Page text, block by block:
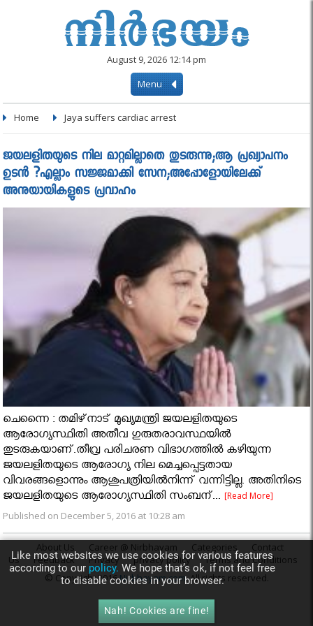
August 9, 2026 12:14 pm
Menu
Home Jaya suffers cardiac arrest
ജയലളിതയുടെ നില മാറ്റമില്ലാതെ തുടരുന്നു;ആ പ്രഖ്യാപനം
ഉടൻ ?എല്ലാം സജ്ജമാക്കി സേന;അപ്പോളോയിലേക്ക്
അനുയായികളുടെ പ്രവാഹം
ചെന്നൈ : തമിഴ്‌നാട് മുഖ്യമന്ത്രി ജയലളിതയുടെ
ആരോഗ്യസ്ഥിതി അതീവ ഗുരുതരാവസ്ഥയില്‍
തുടരുകയാണ്.തീവ്ര പരിചരണ വിഭാഗത്തില്‍ കഴിയുന്ന
ജയലളിതയുടെ ആരോഗ്യ നില മെച്ചപ്പെട്ടതായ
വിവരങ്ങളൊന്നും ആശുപത്രിയില്‍നിന്ന് വന്നിട്ടില്ല. അതിനിടെ
ജയലളിതയുടെ ആരോഗ്യസ്ഥിതി സംബന്...[Read More]
Published on December 5, 2016 at 10:28 am
About Us Career @ Nirbhayam Categories
Contact
Us
Feedback Privacy privacy policy
Terms and Conditions
© Copyright 2016Nirbhayam.com. All rights reserved.
Like most websites we use cookies for various features
according to our policy. We hope that’s ok, if not feel free
to disable cookies in your browser.
Nah! Cookies are fine!